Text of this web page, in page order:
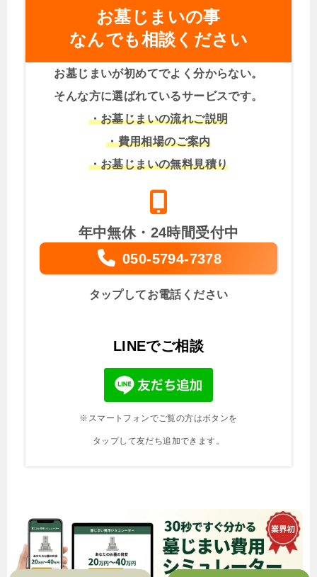
お墓じまいの事
なんでも相談ください
お墓じまいが初めてでよく分からない。
そんな方に選ばれているサービスです。
・お墓じまいの流れご説明
・費用相場のご案内
・お墓じまいの無料見積り
年中無休・24時間受付中
050-5794-7378
タップしてお電話ください
LINEでご相談
※スマートフォンでご覧の方はボタンを
タップして友だち追加できます。